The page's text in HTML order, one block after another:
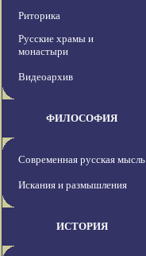
Риторика
Русские храмы и
монастыри
Видеоархив
ФИЛОСОФИЯ
Современная русская мысль
Искания и размышления
ИСТОРИЯ